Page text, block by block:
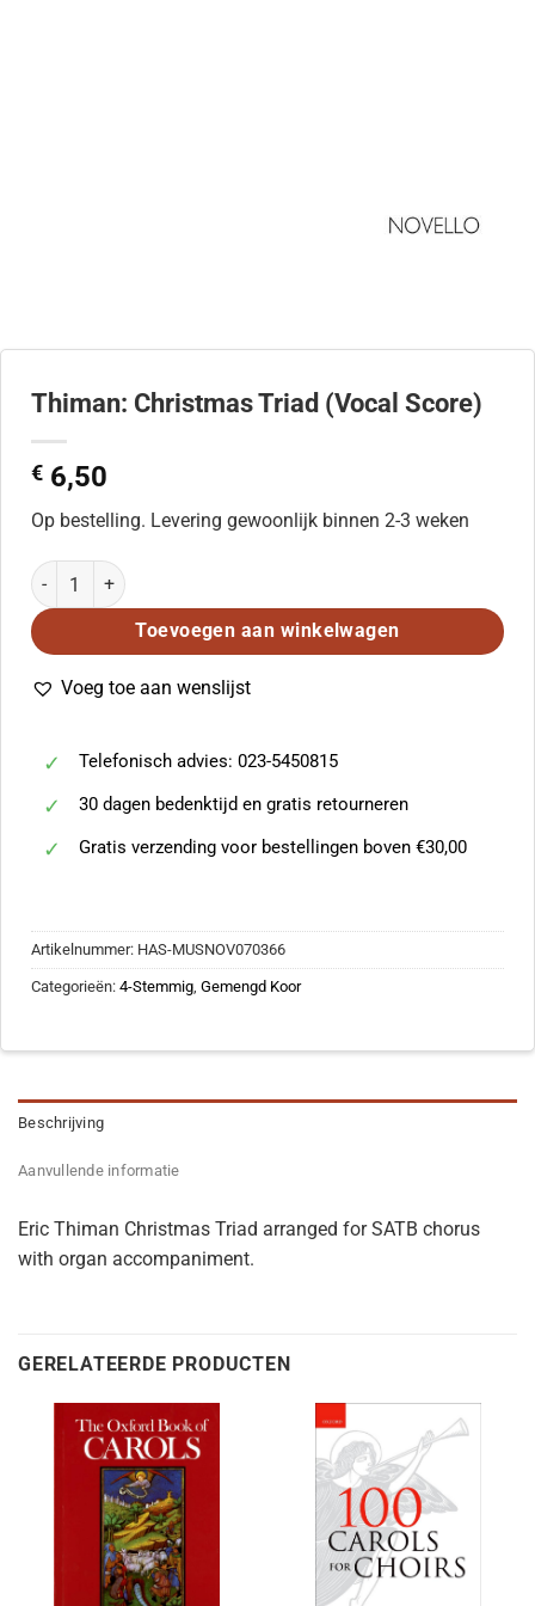
Thiman: Christmas Triad (Vocal Score)
€ 6,50
Op bestelling. Levering gewoonlijk binnen 2-3 weken
Thiman: Christmas Triad (Vocal Score) aantal
Toevoegen aan winkelwagen
Voeg toe aan wenslijst
Telefonisch advies: 023-5450815
30 dagen bedenktijd en gratis retourneren
Gratis verzending voor bestellingen boven €30,00
Artikelnummer: HAS-MUSNOV070366
Categorieën: 4-Stemmig Gemengd Koor
Beschrijving
Aanvullende informatie
Eric Thiman Christmas Triad arranged for SATB chorus
with organ accompaniment.
GERELATEERDE PRODUCTEN